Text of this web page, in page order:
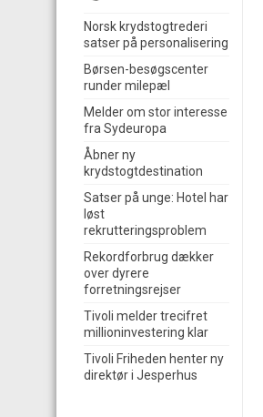
Norsk krydstogtrederi
satser på personalisering
Børsen-besøgscenter
runder milepæl
Melder om stor interesse
fra Sydeuropa
Åbner ny
krydstogtdestination
Satser på unge: Hotel har
løst
rekrutteringsproblem
Rekordforbrug dækker
over dyrere
forretningsrejser
Tivoli melder trecifret
millioninvestering klar
Tivoli Friheden henter ny
direktør i Jesperhus